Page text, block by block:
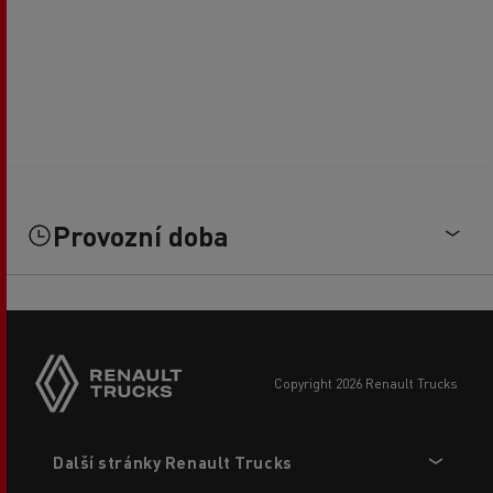
Provozní doba
copyright 2026 Renault Trucks
menu
Další stránky Renault Trucks